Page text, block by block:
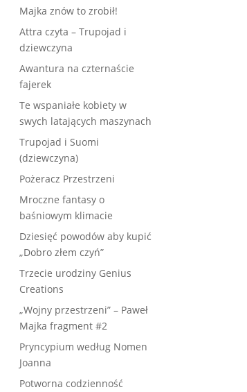
Majka znów to zrobił!
Attra czyta – Trupojad i
dziewczyna
Awantura na czternaście
fajerek
Te wspaniałe kobiety w
swych latających maszynach
Trupojad i Suomi
(dziewczyna)
Pożeracz Przestrzeni
Mroczne fantasy o
baśniowym klimacie
Dziesięć powodów aby kupić
„Dobro złem czyń”
Trzecie urodziny Genius
Creations
„Wojny przestrzeni” – Paweł
Majka fragment #2
Pryncypium według Nomen
Joanna
Potworna codzienność